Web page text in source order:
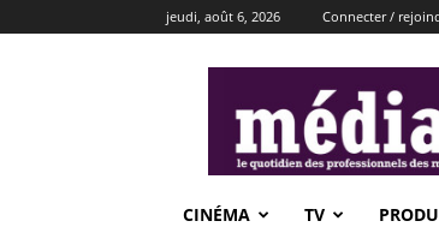
jeudi, août 6, 2026 Connecter /
CINÉMA TV